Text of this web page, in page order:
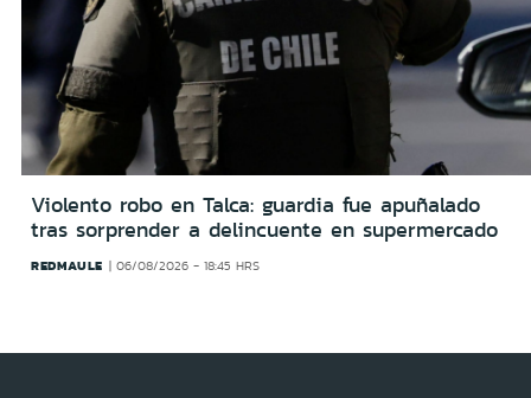
Violento robo en Talca: guardia fue apuñalado
tras sorprender a delincuente en supermercado
REDMAULE 06/08/2026 - 18:45 HRS